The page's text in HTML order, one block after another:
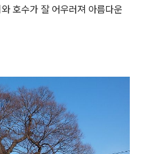
호수가 잘 어우러져 아름다운